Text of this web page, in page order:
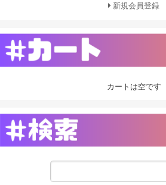
新規会員登録
カートは空です